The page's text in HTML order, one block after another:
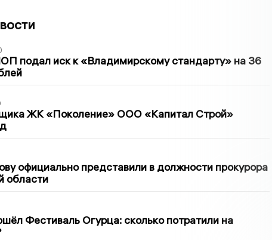
подал иск к «Владимирскому стандарту» на 36
ЖК «Поколение» ООО «Капитал Строй»
официально представили в должности прокурора
области
Фестиваль Огурца: сколько потратили на